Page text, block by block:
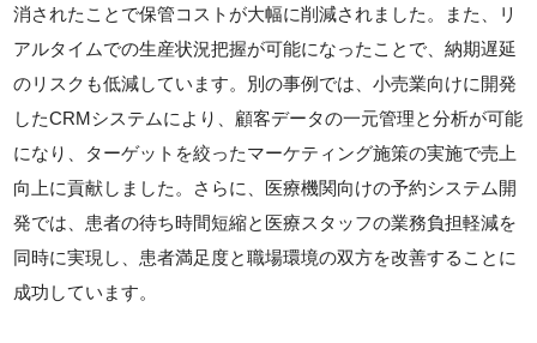
消されたことで保管コストが大幅に削減されました。また、リ
アルタイムでの生産状況把握が可能になったことで、納期遅延
のリスクも低減しています。別の事例では、小売業向けに開発
したCRMシステムにより、顧客データの一元管理と分析が可能
になり、ターゲットを絞ったマーケティング施策の実施で売上
向上に貢献しました。さらに、医療機関向けの予約システム開
発では、患者の待ち時間短縮と医療スタッフの業務負担軽減を
同時に実現し、患者満足度と職場環境の双方を改善することに
成功しています。